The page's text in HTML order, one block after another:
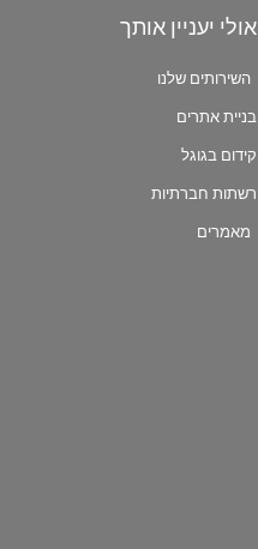
אולי יעניין אותך
השירותים שלנו
בניית אתרים
קידום בגוגל
רשתות חברתיות
מאמרים